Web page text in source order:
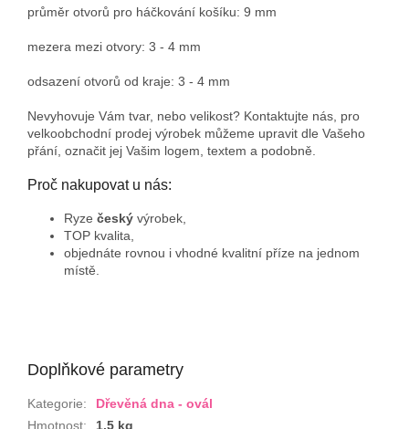
průměr otvorů pro háčkování košíku: 9 mm
mezera mezi otvory: 3 - 4 mm
odsazení otvorů od kraje: 3 - 4 mm
Nevyhovuje Vám tvar, nebo velikost? Kontaktujte nás, pro
velkoobchodní prodej výrobek můžeme upravit dle Vašeho
přání, označit jej Vašim logem, textem a podobně.
Proč nakupovat u nás:
Ryze český výrobek,
TOP kvalita,
objednáte rovnou i vhodné kvalitní příze na jednom
místě.
Doplňkové parametry
Kategorie:
Dřevěná dna - ovál
Hmotnost:
1.5 kg